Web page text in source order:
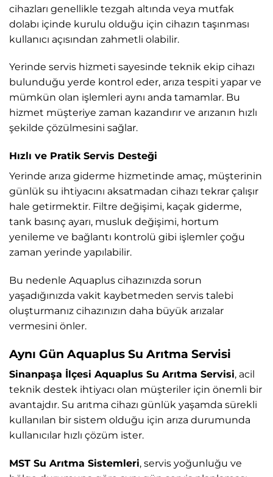
cihazları genellikle tezgah altında veya mutfak
dolabı içinde kurulu olduğu için cihazın taşınması
kullanıcı açısından zahmetli olabilir.
Yerinde servis hizmeti sayesinde teknik ekip cihazı
bulunduğu yerde kontrol eder, arıza tespiti yapar ve
mümkün olan işlemleri aynı anda tamamlar. Bu
hizmet müşteriye zaman kazandırır ve arızanın hızlı
şekilde çözülmesini sağlar.
Hızlı ve Pratik Servis Desteği
Yerinde arıza giderme hizmetinde amaç, müşterinin
günlük su ihtiyacını aksatmadan cihazı tekrar çalışır
hale getirmektir. Filtre değişimi, kaçak giderme,
tank basınç ayarı, musluk değişimi, hortum
yenileme ve bağlantı kontrolü gibi işlemler çoğu
zaman yerinde yapılabilir.
Bu nedenle Aquaplus cihazınızda sorun
yaşadığınızda vakit kaybetmeden servis talebi
oluşturmanız cihazınızın daha büyük arızalar
vermesini önler.
Aynı Gün Aquaplus Su Arıtma Servisi
Sinanpaşa İlçesi Aquaplus Su Arıtma Servisi, acil
teknik destek ihtiyacı olan müşteriler için önemli bir
avantajdır. Su arıtma cihazı günlük yaşamda sürekli
kullanılan bir sistem olduğu için arıza durumunda
kullanıcılar hızlı çözüm ister.
MST Su Arıtma Sistemleri, servis yoğunluğu ve